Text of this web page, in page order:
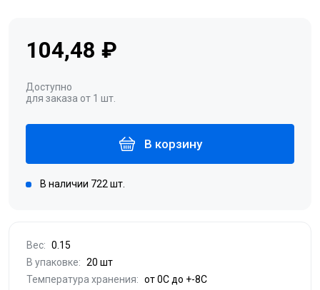
104,48 ₽
Доступно
для заказа от 1 шт.
В корзину
В наличии 722 шт.
Вес: 0.15
В упаковке: 20 шт
Температура хранения: от 0С до +-8С